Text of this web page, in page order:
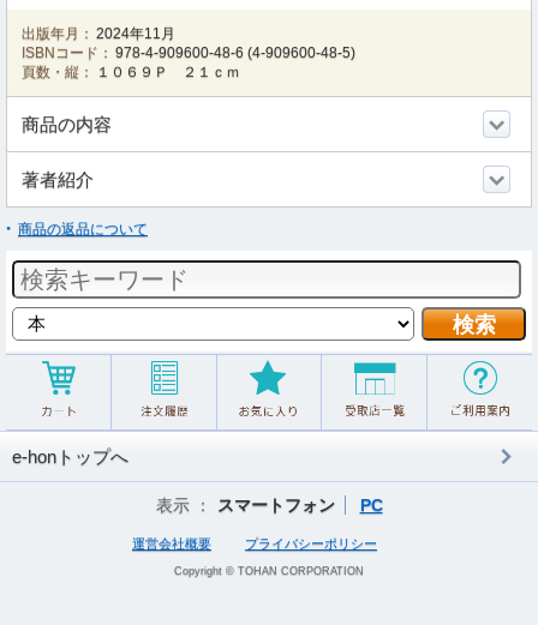
出版年月： 2024年11月
ISBNコード： 978-4-909600-48-6 (4-909600-48-5)
頁数・縦：
１０６９Ｐ ２１ｃｍ
商品の内容
著者紹介
商品の返品について
e-honトップへ
表示 ： スマートフォン PC
運営会社概要 プライバシーポリシー
Copyright © TOHAN CORPORATION